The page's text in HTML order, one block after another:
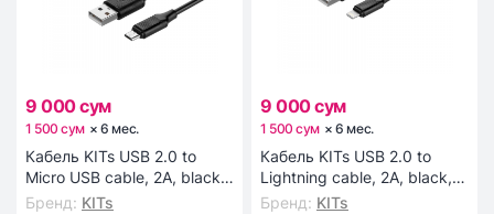
9 000 сум
1 500 сум × 6 мес.
Кабель KITs USB 2.0 to
Micro USB cable, 2A, black,
1m (KITS-W-002)
Бренд: KITs
9 000 сум
1 500 сум × 6 мес.
Кабель KITs USB 2.0 to
Lightning cable, 2A, black,
1m (KITS-W-003)
Бренд: KITs